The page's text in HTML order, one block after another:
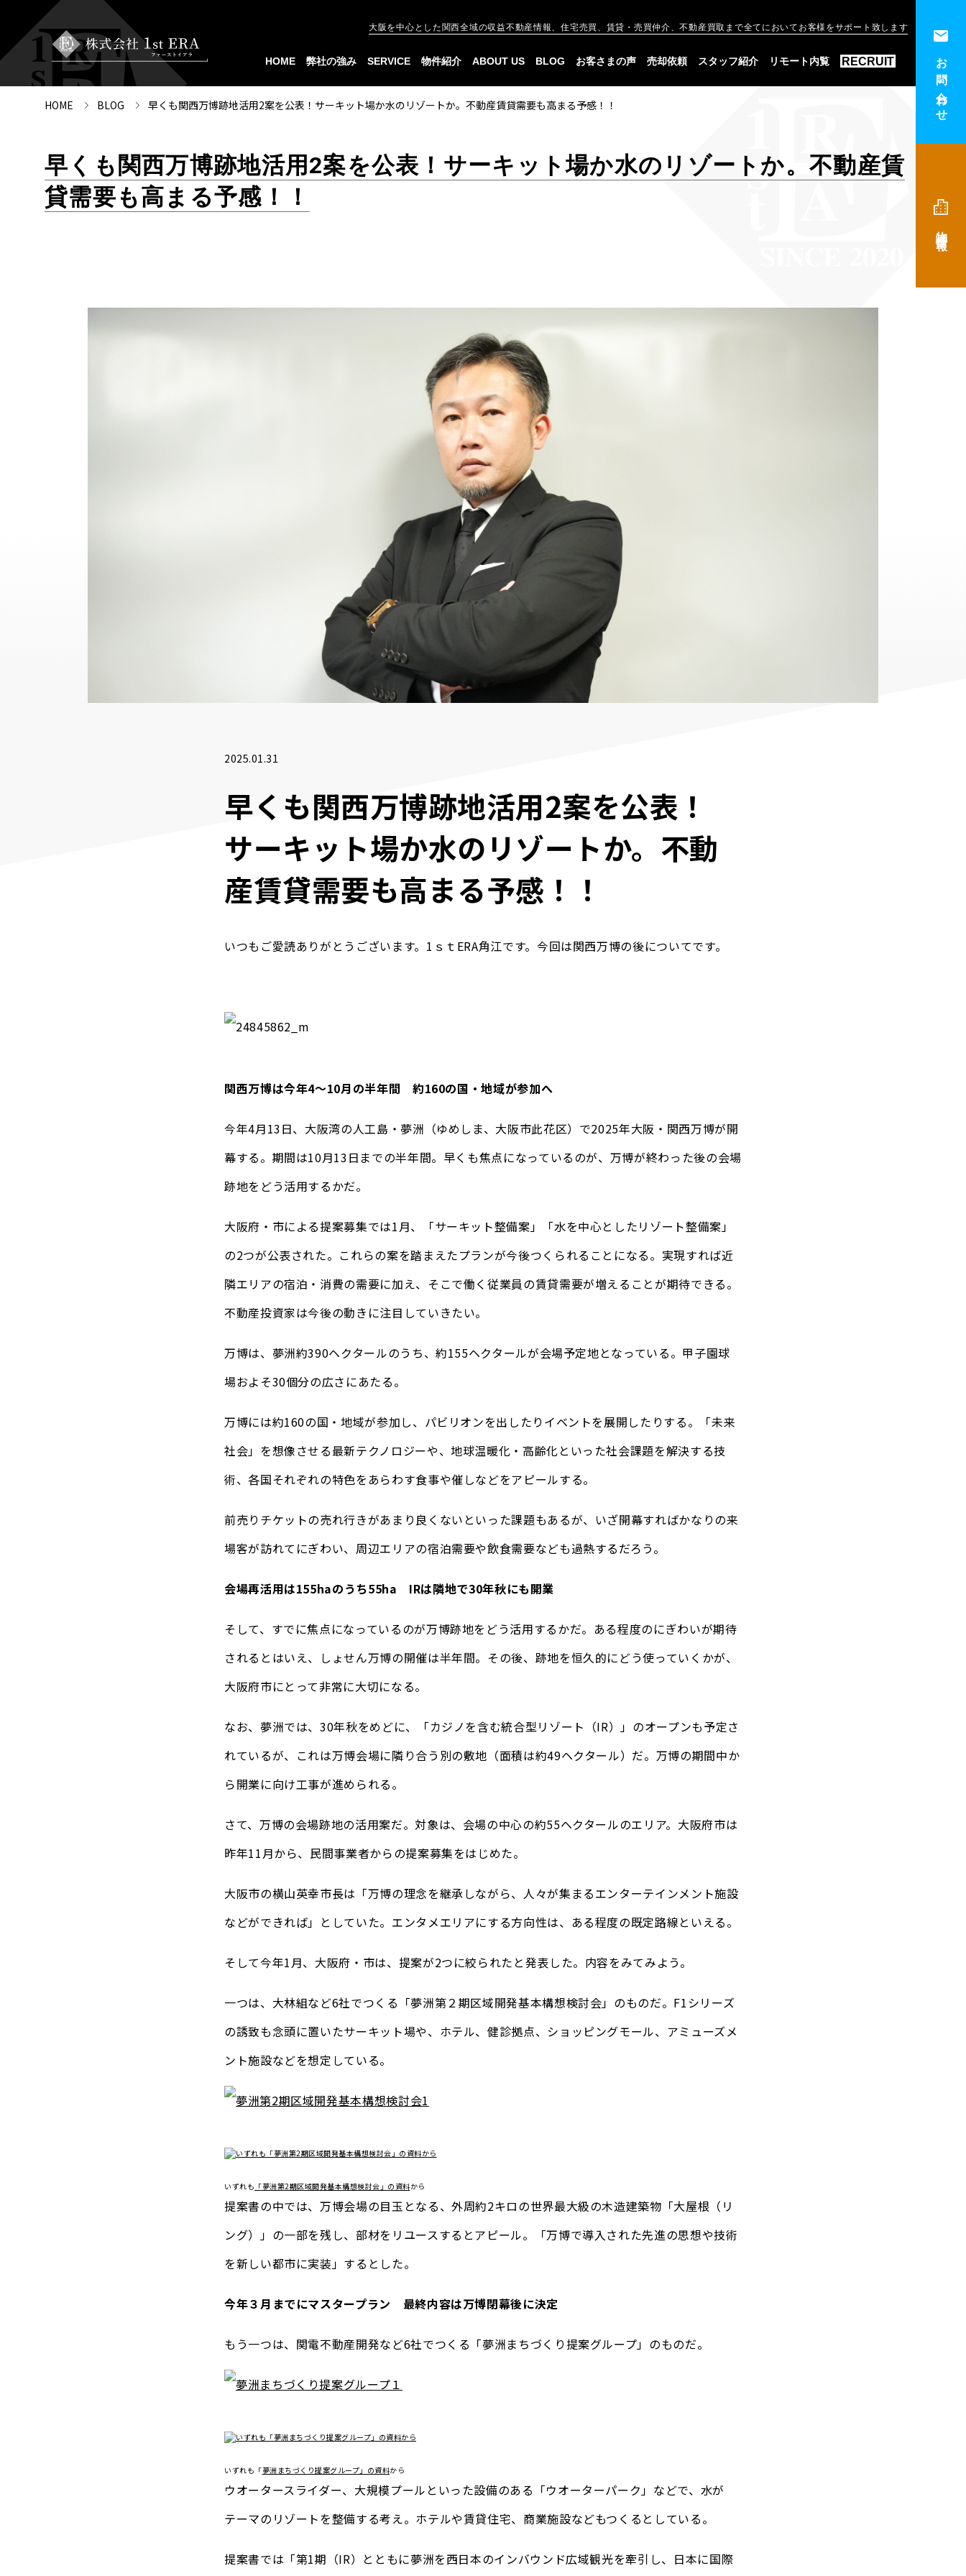
大阪を中心とした関西全域の収益不動産情報、住宅売買、賃貸・売買仲介、不動産買取まで全てにおいてお客様をサポート致します
HOME 弊社の強み SERVICE 物件紹介 ABOUT US BLOG お客さまの声 売却依頼 スタッフ紹介 リモート内覧 RECRUIT お問い合わせ
HOME BLOG 早くも関西万博跡地活用2案を公表！サーキット場か水のリゾートか。不動産賃貸需要も高まる予感！！
早くも関西万博跡地活用2案を公表！サーキット場か水のリゾートか。不動産賃
貸需要も高まる予感！！
2025.01.31
早くも関西万博跡地活用2案を公表！
サーキット場か水のリゾートか。不動
産賃貸需要も高まる予感！！
いつもご愛読ありがとうございます。1ｓｔERA角江です。今回は関西万博の後についてです。
関西万博は今年4～10月の半年間 約160の国・地域が参加へ
今年4月13日、大阪湾の人工島・夢洲（ゆめしま、大阪市此花区）で2025年大阪・関西万博が開
幕する。期間は10月13日までの半年間。早くも焦点になっているのが、万博が終わった後の会場
跡地をどう活用するかだ。
大阪府・市による提案募集では1月、「サーキット整備案」「水を中心としたリゾート整備案」
の2つが公表された。これらの案を踏まえたプランが今後つくられることになる。実現すれば近
隣エリアの宿泊・消費の需要に加え、そこで働く従業員の賃貸需要が増えることが期待できる。
不動産投資家は今後の動きに注目していきたい。
万博は、夢洲約390ヘクタールのうち、約155ヘクタールが会場予定地となっている。甲子園球
場およそ30個分の広さにあたる。
万博には約160の国・地域が参加し、パビリオンを出したりイベントを展開したりする。「未来
社会」を想像させる最新テクノロジーや、地球温暖化・高齢化といった社会課題を解決する技
術、各国それぞれの特色をあらわす食事や催しなどをアピールする。
前売りチケットの売れ行きがあまり良くないといった課題もあるが、いざ開幕すればかなりの来
場客が訪れてにぎわい、周辺エリアの宿泊需要や飲食需要なども過熱するだろう。
会場再活用は155haのうち55ha IRは隣地で30年秋にも開業
そして、すでに焦点になっているのが万博跡地をどう活用するかだ。ある程度のにぎわいが期待
されるとはいえ、しょせん万博の開催は半年間。その後、跡地を恒久的にどう使っていくかが、
大阪府市にとって非常に大切になる。
なお、夢洲では、30年秋をめどに、「カジノを含む統合型リゾート（IR）」のオープンも予定さ
れているが、これは万博会場に隣り合う別の敷地（面積は約49ヘクタール）だ。万博の期間中か
ら開業に向け工事が進められる。
さて、万博の会場跡地の活用案だ。対象は、会場の中心の約55ヘクタールのエリア。大阪府市は
昨年11月から、民間事業者からの提案募集をはじめた。
大阪市の横山英幸市長は「万博の理念を継承しながら、人々が集まるエンターテインメント施設
などができれば」としていた。エンタメエリアにする方向性は、ある程度の既定路線といえる。
そして今年1月、大阪府・市は、提案が2つに絞られたと発表した。内容をみてみよう。
一つは、大林組など6社でつくる「夢洲第２期区域開発基本構想検討会」のものだ。F1シリーズ
の誘致も念頭に置いたサーキット場や、ホテル、健診拠点、ショッピングモール、アミューズメ
ント施設などを想定している。
いずれも 「夢洲第2期区域開発基本構想検討会」の資料から
提案書の中では、万博会場の目玉となる、外周約2キロの世界最大級の木造建築物「大屋根（リ
ング）」の一部を残し、部材をリユースするとアピール。「万博で導入された先進の思想や技術
を新しい都市に実装」するとした。
今年３月までにマスタープラン 最終内容は万博閉幕後に決定
もう一つは、関電不動産開発など6社でつくる「夢洲まちづくり提案グループ」のものだ。
いずれも「夢洲まちづくり提案グループ」の資料から
ウオータースライダー、大規模プールといった設備のある「ウオーターパーク」などで、水が
テーマのリゾートを整備する考え。ホテルや賃貸住宅、商業施設などもつくるとしている。
提案書では「第1期（IR）とともに夢洲を西日本のインバウンド広域観光を牽引し、日本に国際